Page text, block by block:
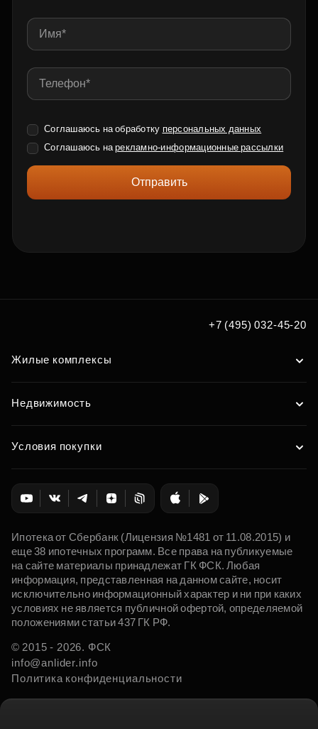
Соглашаюсь на обработку персональных данных
Соглашаюсь нарекламно-информационные рассылки
Отправить
+7 (495) 032-45-20
Жилые комплексы
Недвижимость
Условия покупки
Ипотека от Сбербанк (Лицензия №1481 от 11.08.2015) и
еще 38 ипотечных программ. Все права на публикуемые
на сайте материалы принадлежат ГК ФСК. Любая
информация, представленная на данном сайте, носит
исключительно информационный характер и ни при каких
условиях не является публичной офертой, определяемой
положениями статьи 437 ГК РФ.
© 2015 - 2026. ФСК
info@anlider.info
Политика конфиденциальности